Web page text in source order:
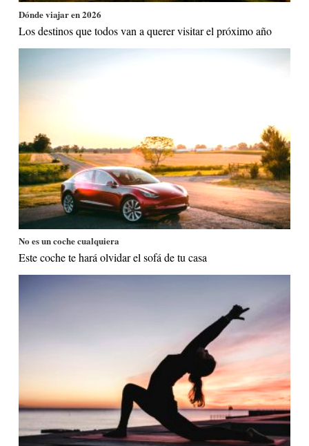
Dónde viajar en 2026
Los destinos que todos van a querer visitar el próximo año
No es un coche cualquiera
Este coche te hará olvidar el sofá de tu casa